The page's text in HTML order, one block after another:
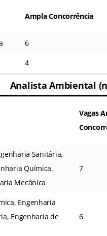
Ampla Concorrência
6
4
Analista Ambiental
Vagas
Sanitária,
Química,
Mecânica
7
Engenharia
Engenharia de
6